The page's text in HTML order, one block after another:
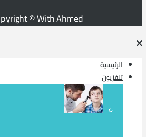
© With Ahmed
الرئيسية
تلفزيون